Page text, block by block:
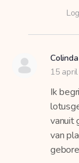
15
Ik
vanuit
van